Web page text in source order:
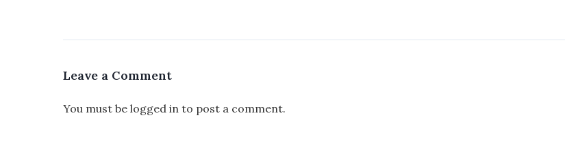
Leave a Comment
You must be logged in to post a comment.